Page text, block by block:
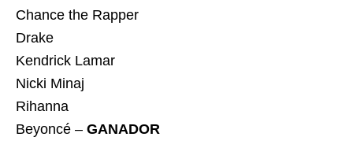
Chance the Rapper
Drake
Kendrick Lamar
Nicki Minaj
Rihanna
Beyoncé – GANADOR